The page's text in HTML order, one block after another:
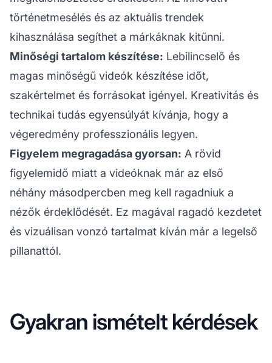
történetmesélés és az aktuális trendek
kihasználása segíthet a márkáknak kitűnni.
Minőségi tartalom készítése: Lebilincselő és
magas minőségű videók készítése időt,
szakértelmet és forrásokat igényel. Kreativitás és
technikai tudás egyensúlyát kívánja, hogy a
végeredmény professzionális legyen.
Figyelem megragadása gyorsan: A rövid
figyelemidő miatt a videóknak már az első
néhány másodpercben meg kell ragadniuk a
nézők érdeklődését. Ez magával ragadó kezdetet
és vizuálisan vonzó tartalmat kíván már a legelső
pillanattól.
Gyakran ismételt kérdések